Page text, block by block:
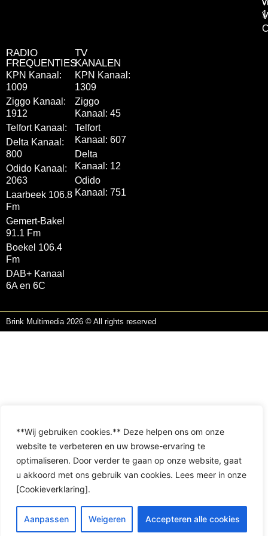
**Wij gebruiken cookies.** Deze helpen ons om onze
website te verbeteren en uw browse-ervaring te
optimaliseren. Door verder te gaan op onze website, gaat
u akkoord met ons gebruik van cookies. Lees meer in onze
[Cookieverklaring].
Aanpassen Weigeren Accepteren alle cookies
RADIO
FREQUENTIES
KPN Kanaal:
1009
Ziggo Kanaal:
1912
Telfort Kanaal:
Delta Kanaal:
800
Odido Kanaal:
2063
Laarbeek 106.8
Fm
Gemert-Bakel
91.1 Fm
Boekel 106.4
Fm
DAB+ Kanaal
6A en 6C
TV
KANALEN
KPN Kanaal:
1309
Ziggo
Kanaal: 45
Telfort
Kanaal: 607
Delta
Kanaal: 12
Odido
Kanaal: 751
Brink Multimedia 2026 © All rights reserved